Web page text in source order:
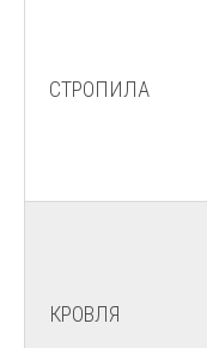
СТРОПИЛА
КРОВЛЯ